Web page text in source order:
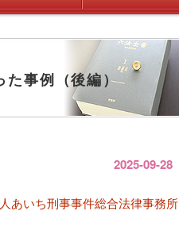
た事例（後編）
2025-09-28
あいち刑事事件総合法律事務所